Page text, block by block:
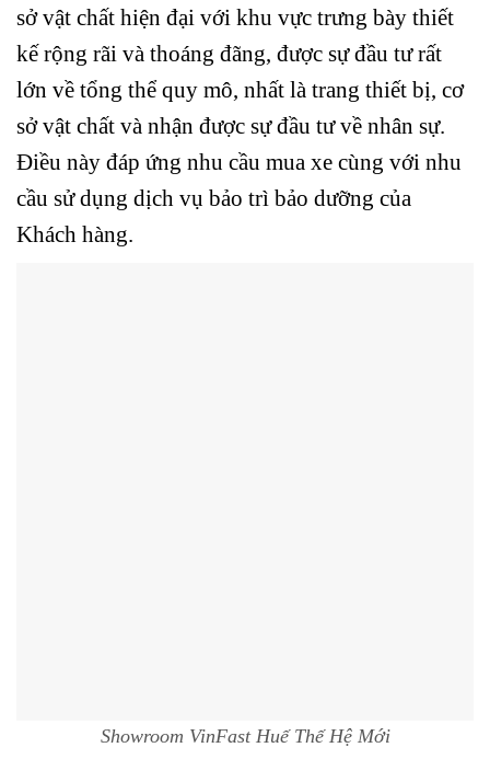
sở vật chất hiện đại với khu vực trưng bày thiết
kế rộng rãi và thoáng đãng, được sự đầu tư rất
lớn về tổng thể quy mô, nhất là trang thiết bị, cơ
sở vật chất và nhận được sự đầu tư về nhân sự.
Điều này đáp ứng nhu cầu mua xe cùng với nhu
cầu sử dụng dịch vụ bảo trì bảo dưỡng của
Khách hàng.
Showroom VinFast Huế Thế Hệ Mới